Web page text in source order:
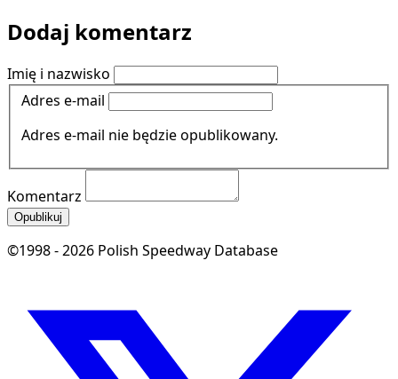
Dodaj komentarz
Imię i nazwisko
Adres e-mail
Adres e-mail nie będzie opublikowany.
Komentarz
Opublikuj
©1998 - 2026 Polish Speedway Database